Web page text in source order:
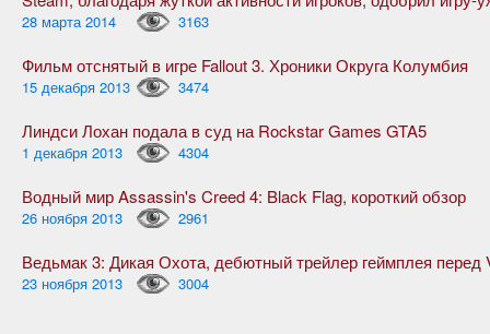
28 марта 2014 3163
Фильм отснятый в игре Fallout 3. Хроники Округа Колумбия
15 декабря 2013 3474
Линдси Лохан подала в суд на Rockstar Games GTA5
1 декабря 2013 4304
Водный мир Assassin's Creed 4: Black Flag, короткий обзор
26 ноября 2013 2961
23 ноября 2013 3004